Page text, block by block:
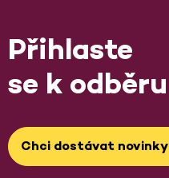
Přihlaste
se k
Chci dostávat novinky